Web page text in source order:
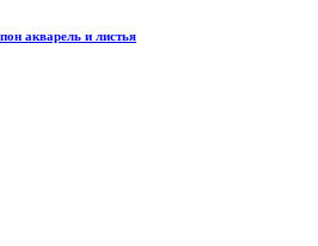
акварель и листья